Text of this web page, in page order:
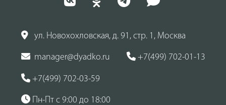
ул. Новохохловская, д. 91, стр. 1, Москва
manager@dyadko.ru +7(499) 702-01-13
+7(499) 702-03-59
Пн-Пт с 9:00 до 18:00